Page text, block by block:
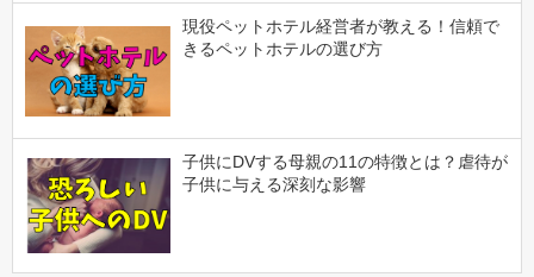
現役ペットホテル経営者が教える！信頼で
きるペットホテルの選び方
子供にDVする母親の11の特徴とは？虐待が
子供に与える深刻な影響